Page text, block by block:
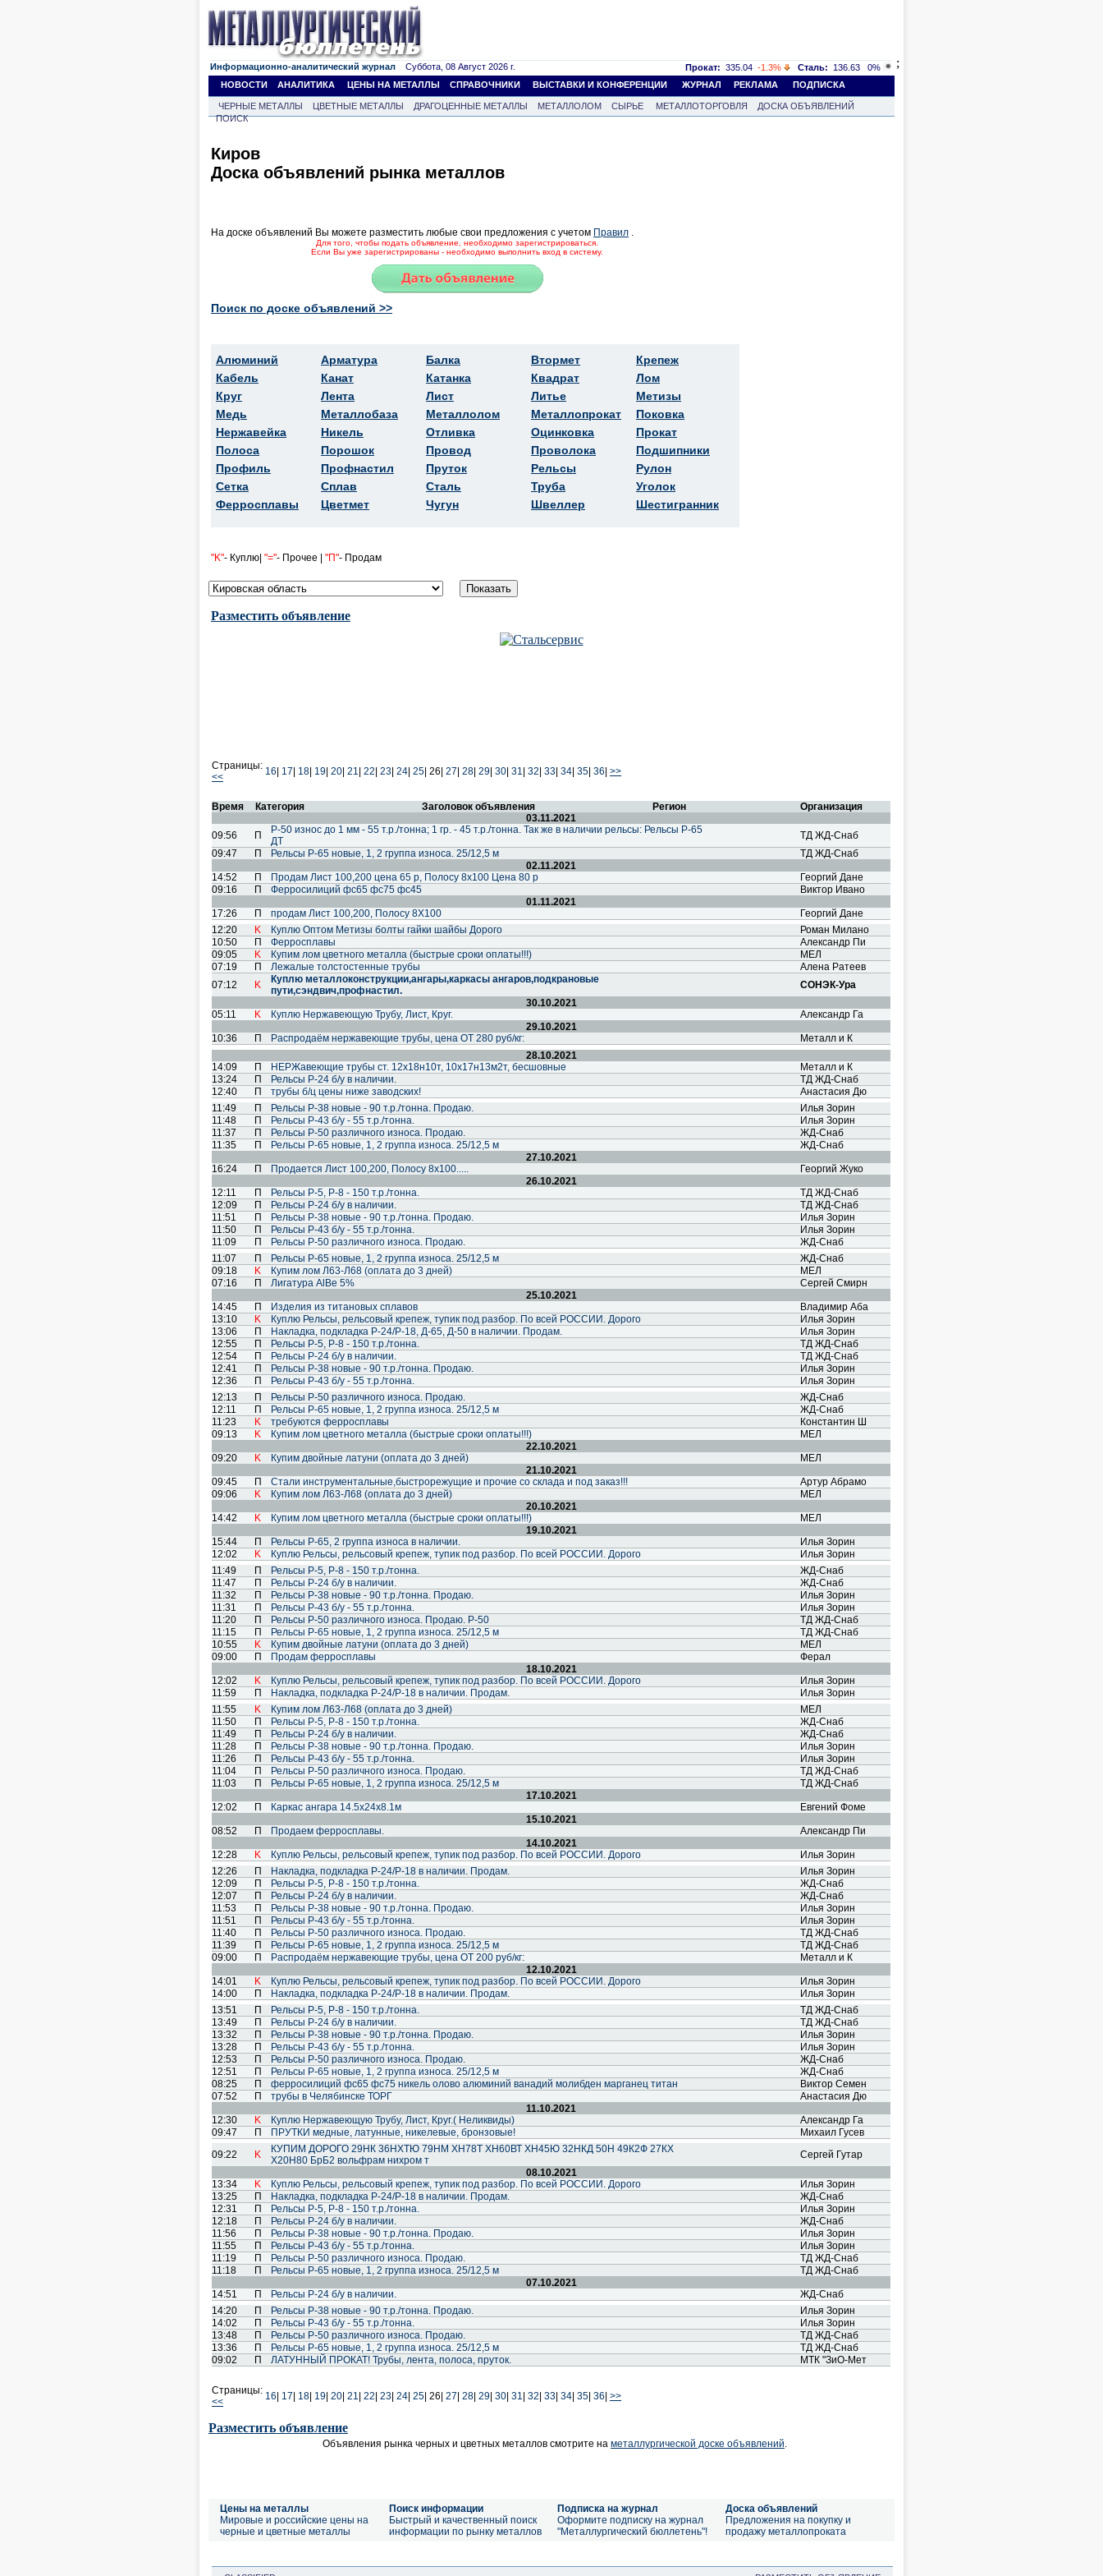
Информационно-аналитический журнал Суббота, 08 Август 2026 г. Прокат: 335.04 -1.3% Сталь: 136.63
0%
НОВОСТИ
АНАЛИТИКА ЦЕНЫ НА МЕТАЛЛЫ СПРАВОЧНИКИ ВЫСТАВКИ И КОНФЕРЕНЦИИ ЖУРНАЛ РЕКЛАМА ПОДПИСКА
ЧЕРНЫЕ МЕТАЛЛЫ ЦВЕТНЫЕ МЕТАЛЛЫ ДРАГОЦЕННЫЕ МЕТАЛЛЫ МЕТАЛЛОЛОМ СЫРЬЕ МЕТАЛЛОТОРГОВЛЯ
ДОСКА ОБЪЯВЛЕНИЙ
ПОИСК
;
Киров
Доска объявлений рынка металлов
На доске объявлений Вы можете разместить любые свои предложения с учетом Правил
Для того, чтобы подать объявление, необходимо зарегистрироваться.
Если Вы уже зарегистрированы - необходимо выполнить вход в систему.
Поиск по доске объявлений >>
Алюминий
Кабель
Круг
Медь
Нержавейка
Полоса
Профиль
Сетка
Ферросплавы
Арматура
Канат
Лента
Металлобаза
Никель
Порошок
Профнастил
Сплав
Цветмет
Балка
Катанка
Лист
Металлолом
Отливка
Провод
Пруток
Сталь
Чугун
Втормет
Квадрат
Литье
Металлопрокат
Оцинковка
Проволока
Рельсы
Труба
Швеллер
Крепеж
Лом
Метизы
Поковка
Прокат
Подшипники
Рулон
Уголок
Шестигранник
"K"- Куплю| "="- Прочее | "П"- Продам
Разместить объявление
Страницы:
<<
16 17 18 19 20 21 22 23 24 25 26| 27 28 29 30 31 32 33 34 35 36 >>
Время Категория Заголовок объявления Регион
Организация
03.11.2021
09:56
П
Р-50 износ до 1 мм - 55 т.р./тонна; 1 гр. - 45 т.р./тонна. Так же в наличии рельсы: Рельсы Р-65
ДТ
ТД ЖД-Снаб
09:47
П Рельсы Р-65 новые, 1, 2 группа износа. 25/12,5 м
ТД ЖД-Снаб
02.11.2021
14:52
П Продам Лист 100,200 цена 65 р, Полосу 8х100 Цена 80 р
Георгий Дане
09:16
П Ферросилиций фс65 фс75 фс45
Виктор Ивано
01.11.2021
17:26
П продам Лист 100,200, Полосу 8Х100
Георгий Дане
12:20
K Куплю Оптом Метизы болты гайки шайбы Дорого
Роман Милано
10:50
П Ферросплавы
Александр Пи
09:05
K Купим лом цветного металла (быстрые сроки оплаты!!!)
МЕЛ
07:19
П Лежалые толстостенные трубы
Алена Ратеев
07:12
K
Куплю металлоконструкции,ангары,каркасы ангаров,подкрановые
пути,сэндвич,профнастил.
СОНЭК-Ура
30.10.2021
05:11
K Куплю Нержавеющую Трубу, Лист, Круг.
Александр Га
29.10.2021
10:36
П Распродаём нержавеющие трубы, цена ОТ 280 руб/кг:
Металл и К
28.10.2021
14:09
П НЕРЖавеющие трубы ст. 12х18н10т, 10х17н13м2т, бесшовные
Металл и К
13:24
П Рельсы Р-24 б/у в наличии.
ТД ЖД-Снаб
12:40
П трубы б/ц цены ниже заводских!
Анастасия Дю
11:49
П Рельсы Р-38 новые - 90 т.р./тонна. Продаю.
Илья Зорин
11:48
П Рельсы Р-43 б/у - 55 т.р./тонна.
Илья Зорин
11:37
П Рельсы Р-50 различного износа. Продаю.
ЖД-Снаб
11:35
П Рельсы Р-65 новые, 1, 2 группа износа. 25/12,5 м
ЖД-Снаб
27.10.2021
16:24
П Продается Лист 100,200, Полосу 8х100.....
Георгий Жуко
26.10.2021
12:11
П Рельсы Р-5, Р-8 - 150 т.р./тонна.
ТД ЖД-Снаб
12:09
П Рельсы Р-24 б/у в наличии.
ТД ЖД-Снаб
11:51
П Рельсы Р-38 новые - 90 т.р./тонна. Продаю.
Илья Зорин
11:50
П Рельсы Р-43 б/у - 55 т.р./тонна.
Илья Зорин
11:09
П Рельсы Р-50 различного износа. Продаю.
ЖД-Снаб
11:07
П Рельсы Р-65 новые, 1, 2 группа износа. 25/12,5 м
ЖД-Снаб
09:18
K Купим лом Л63-Л68 (оплата до 3 дней)
МЕЛ
07:16
П Лигатура AlBe 5%
Сергей Смирн
25.10.2021
14:45
П Изделия из титановых сплавов
Владимир Аба
13:10
K Куплю Рельсы, рельсовый крепеж, тупик под разбор. По всей РОССИИ. Дорого
Илья Зорин
13:06
П Накладка, подкладка Р-24/Р-18, Д-65, Д-50 в наличии. Продам.
Илья Зорин
12:55
П Рельсы Р-5, Р-8 - 150 т.р./тонна.
ТД ЖД-Снаб
12:54
П Рельсы Р-24 б/у в наличии.
ТД ЖД-Снаб
12:41
П Рельсы Р-38 новые - 90 т.р./тонна. Продаю.
Илья Зорин
12:36
П Рельсы Р-43 б/у - 55 т.р./тонна.
Илья Зорин
12:13
П Рельсы Р-50 различного износа. Продаю.
ЖД-Снаб
12:11
П Рельсы Р-65 новые, 1, 2 группа износа. 25/12,5 м
ЖД-Снаб
11:23
K требуются ферросплавы
Константин Ш
09:13
K Купим лом цветного металла (быстрые сроки оплаты!!!)
МЕЛ
22.10.2021
09:20
K Купим двойные латуни (оплата до 3 дней)
МЕЛ
21.10.2021
09:45
П Стали инструментальные,быстрорежущие и прочие со склада и под заказ!!!
Артур Абрамо
09:06
K Купим лом Л63-Л68 (оплата до 3 дней)
МЕЛ
20.10.2021
14:42
K Купим лом цветного металла (быстрые сроки оплаты!!!)
МЕЛ
19.10.2021
15:44
П Рельсы Р-65, 2 группа износа в наличии.
Илья Зорин
12:02
K Куплю Рельсы, рельсовый крепеж, тупик под разбор. По всей РОССИИ. Дорого
Илья Зорин
11:49
П Рельсы Р-5, Р-8 - 150 т.р./тонна.
ЖД-Снаб
11:47
П Рельсы Р-24 б/у в наличии.
ЖД-Снаб
11:32
П Рельсы Р-38 новые - 90 т.р./тонна. Продаю.
Илья Зорин
11:31
П Рельсы Р-43 б/у - 55 т.р./тонна.
Илья Зорин
11:20
П Рельсы Р-50 различного износа. Продаю. Р-50
ТД ЖД-Снаб
11:15
П Рельсы Р-65 новые, 1, 2 группа износа. 25/12,5 м
ТД ЖД-Снаб
10:55
K Купим двойные латуни (оплата до 3 дней)
МЕЛ
09:00
П Продам ферросплавы
Ферал
18.10.2021
12:02
K Куплю Рельсы, рельсовый крепеж, тупик под разбор. По всей РОССИИ. Дорого
Илья Зорин
11:59
П Накладка, подкладка Р-24/Р-18 в наличии. Продам.
Илья Зорин
11:55
K Купим лом Л63-Л68 (оплата до 3 дней)
МЕЛ
11:50
П Рельсы Р-5, Р-8 - 150 т.р./тонна.
ЖД-Снаб
11:49
П Рельсы Р-24 б/у в наличии.
ЖД-Снаб
11:28
П Рельсы Р-38 новые - 90 т.р./тонна. Продаю.
Илья Зорин
11:26
П Рельсы Р-43 б/у - 55 т.р./тонна.
Илья Зорин
11:04
П Рельсы Р-50 различного износа. Продаю.
ТД ЖД-Снаб
11:03
П Рельсы Р-65 новые, 1, 2 группа износа. 25/12,5 м
ТД ЖД-Снаб
17.10.2021
12:02
П Каркас ангара 14.5х24х8.1м
Евгений Фоме
15.10.2021
08:52
П Продаем ферросплавы.
Александр Пи
14.10.2021
12:28
K Куплю Рельсы, рельсовый крепеж, тупик под разбор. По всей РОССИИ. Дорого
Илья Зорин
12:26
П Накладка, подкладка Р-24/Р-18 в наличии. Продам.
Илья Зорин
12:09
П Рельсы Р-5, Р-8 - 150 т.р./тонна.
ЖД-Снаб
12:07
П Рельсы Р-24 б/у в наличии.
ЖД-Снаб
11:53
П Рельсы Р-38 новые - 90 т.р./тонна. Продаю.
Илья Зорин
11:51
П Рельсы Р-43 б/у - 55 т.р./тонна.
Илья Зорин
11:40
П Рельсы Р-50 различного износа. Продаю.
ТД ЖД-Снаб
11:39
П Рельсы Р-65 новые, 1, 2 группа износа. 25/12,5 м
ТД ЖД-Снаб
09:00
П Распродаём нержавеющие трубы, цена ОТ 200 руб/кг:
Металл и К
12.10.2021
14:01
K Куплю Рельсы, рельсовый крепеж, тупик под разбор. По всей РОССИИ. Дорого
Илья Зорин
14:00
П Накладка, подкладка Р-24/Р-18 в наличии. Продам.
Илья Зорин
13:51
П Рельсы Р-5, Р-8 - 150 т.р./тонна.
ТД ЖД-Снаб
13:49
П Рельсы Р-24 б/у в наличии.
ТД ЖД-Снаб
13:32
П Рельсы Р-38 новые - 90 т.р./тонна. Продаю.
Илья Зорин
13:28
П Рельсы Р-43 б/у - 55 т.р./тонна.
Илья Зорин
12:53
П Рельсы Р-50 различного износа. Продаю.
ЖД-Снаб
12:51
П Рельсы Р-65 новые, 1, 2 группа износа. 25/12,5 м
ЖД-Снаб
08:25
П ферросилиций фс65 фс75 никель олово алюминий ванадий молибден марганец титан
Виктор Семен
07:52
П трубы в Челябинске ТОРГ
Анастасия Дю
11.10.2021
12:30
K Куплю Нержавеющую Трубу, Лист, Круг.( Неликвиды)
Александр Га
09:47
П ПРУТКИ медные, латунные, никелевые, бронзовые!
Михаил Гусев
09:22
K
КУПИМ ДОРОГО 29НК 36НХТЮ 79НМ ХН78Т ХН60ВТ ХН45Ю 32НКД 50Н 49К2Ф 27КХ
Х20Н80 БрБ2 вольфрам нихром т
Сергей Гутар
08.10.2021
13:34
K Куплю Рельсы, рельсовый крепеж, тупик под разбор. По всей РОССИИ. Дорого
Илья Зорин
13:25
П Накладка, подкладка Р-24/Р-18 в наличии. Продам.
ЖД-Снаб
12:31
П Рельсы Р-5, Р-8 - 150 т.р./тонна.
Илья Зорин
12:18
П Рельсы Р-24 б/у в наличии.
ЖД-Снаб
11:56
П Рельсы Р-38 новые - 90 т.р./тонна. Продаю.
Илья Зорин
11:55
П Рельсы Р-43 б/у - 55 т.р./тонна.
Илья Зорин
11:19
П Рельсы Р-50 различного износа. Продаю.
ТД ЖД-Снаб
11:18
П Рельсы Р-65 новые, 1, 2 группа износа. 25/12,5 м
ТД ЖД-Снаб
07.10.2021
14:51
П Рельсы Р-24 б/у в наличии.
ЖД-Снаб
14:20
П Рельсы Р-38 новые - 90 т.р./тонна. Продаю.
Илья Зорин
14:02
П Рельсы Р-43 б/у - 55 т.р./тонна.
Илья Зорин
13:48
П Рельсы Р-50 различного износа. Продаю.
ТД ЖД-Снаб
13:36
П Рельсы Р-65 новые, 1, 2 группа износа. 25/12,5 м
ТД ЖД-Снаб
09:02
П ЛАТУННЫЙ ПРОКАТ! Трубы, лента, полоса, пруток. МТК "ЗиО-Мет
Страницы:
<<
16 17 18 19 20 21 22 23 24 25 26| 27 28 29 30 31 32 33 34 35 36 >>
Разместить объявление
Объявления рынка черных и цветных металлов смотрите на металлургической доске объявлений.
Цены на металлы
Мировые и российские цены на
черные и цветные металлы
Поиск информации
Быстрый и качественный поиск
информации по рынку металлов
Подписка на журнал
Оформите подписку на журнал
"Металлургический бюллетень"!
Доска объявлений
Предложения на покупку и
продажу металлопроката